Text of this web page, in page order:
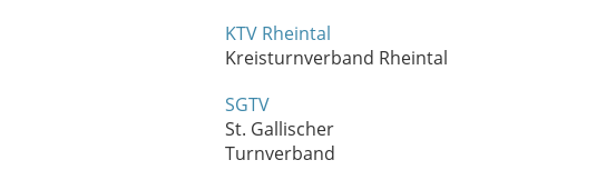
KTV Rheintal
Kreisturnverband Rheintal
SGTV
St. Gallischer
Turnverband